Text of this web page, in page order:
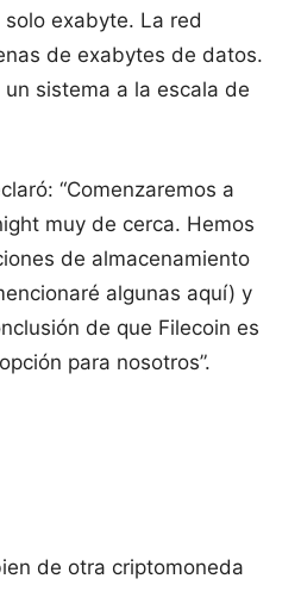
exabyte. La red
de exabytes de datos.
sistema a la escala de
“Comenzaremos a
muy de cerca. Hemos
de almacenamiento
algunas aquí) y
de que Filecoin es
para nosotros”.
de otra criptomoneda